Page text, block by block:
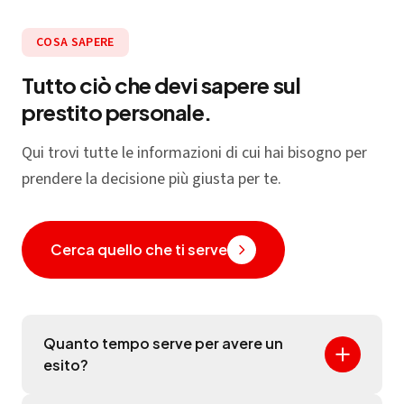
COSA SAPERE
Tutto ciò che devi sapere sul
prestito personale.
Qui trovi tutte le informazioni di cui hai bisogno per
prendere la decisione più giusta per te.
Cerca quello che ti serve
Quanto tempo serve per avere un
esito?